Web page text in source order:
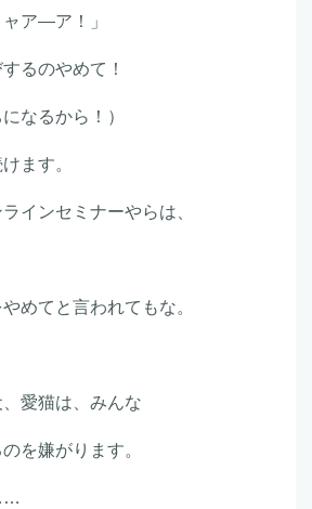
ア―ア！」
るのやめて！
なるから！）
ます。
インセミナーやらは、
めてと言われてもな。
愛猫は、みんな
を嫌がります。